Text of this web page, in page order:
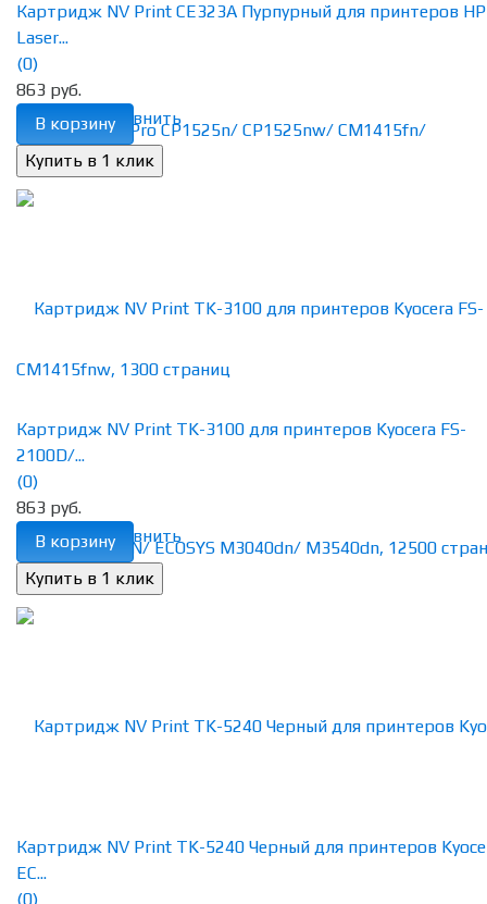
избранное сравнить
Картридж NV Print CE323A Пурпурный для принтеров HP
Laser...
(0)
863 руб.
В корзину
избранное сравнить
Картридж NV Print TK-3100 для принтеров Kyocera FS-
2100D/...
(0)
863 руб.
В корзину
Картридж NV Print TK-5240 Черный для принтеров
EC...
(0)